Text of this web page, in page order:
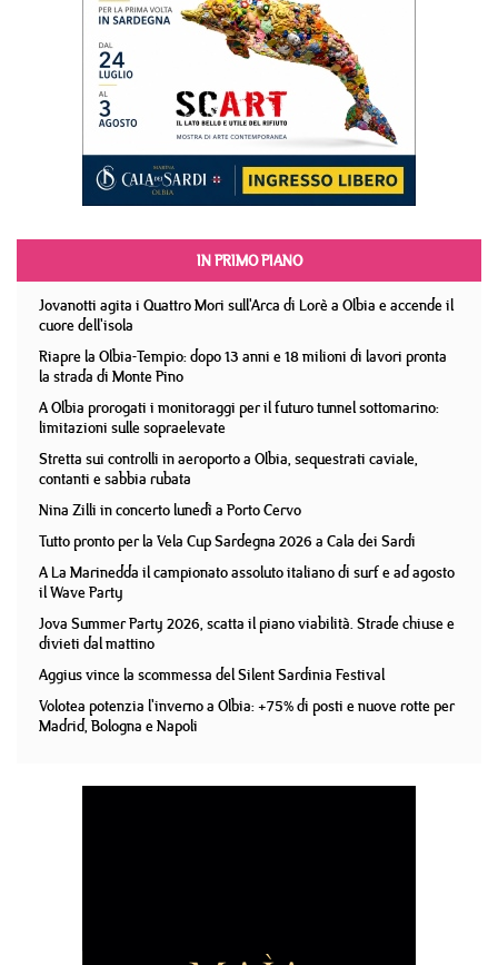
IN PRIMO PIANO
Jovanotti agita i Quattro Mori sull'Arca di Lorè a Olbia e accende il
cuore dell'isola
Riapre la Olbia-Tempio: dopo 13 anni e 18 milioni di lavori pronta
la strada di Monte Pino
A Olbia prorogati i monitoraggi per il futuro tunnel sottomarino:
limitazioni sulle sopraelevate
Stretta sui controlli in aeroporto a Olbia, sequestrati caviale,
contanti e sabbia rubata
Nina Zilli in concerto lunedì a Porto Cervo
Tutto pronto per la Vela Cup Sardegna 2026 a Cala dei Sardi
A La Marinedda il campionato assoluto italiano di surf e ad agosto
il Wave Party
Jova Summer Party 2026, scatta il piano viabilità. Strade chiuse e
divieti dal mattino
Aggius vince la scommessa del Silent Sardinia Festival
Volotea potenzia l'inverno a Olbia: +75% di posti e nuove rotte per
Madrid, Bologna e Napoli